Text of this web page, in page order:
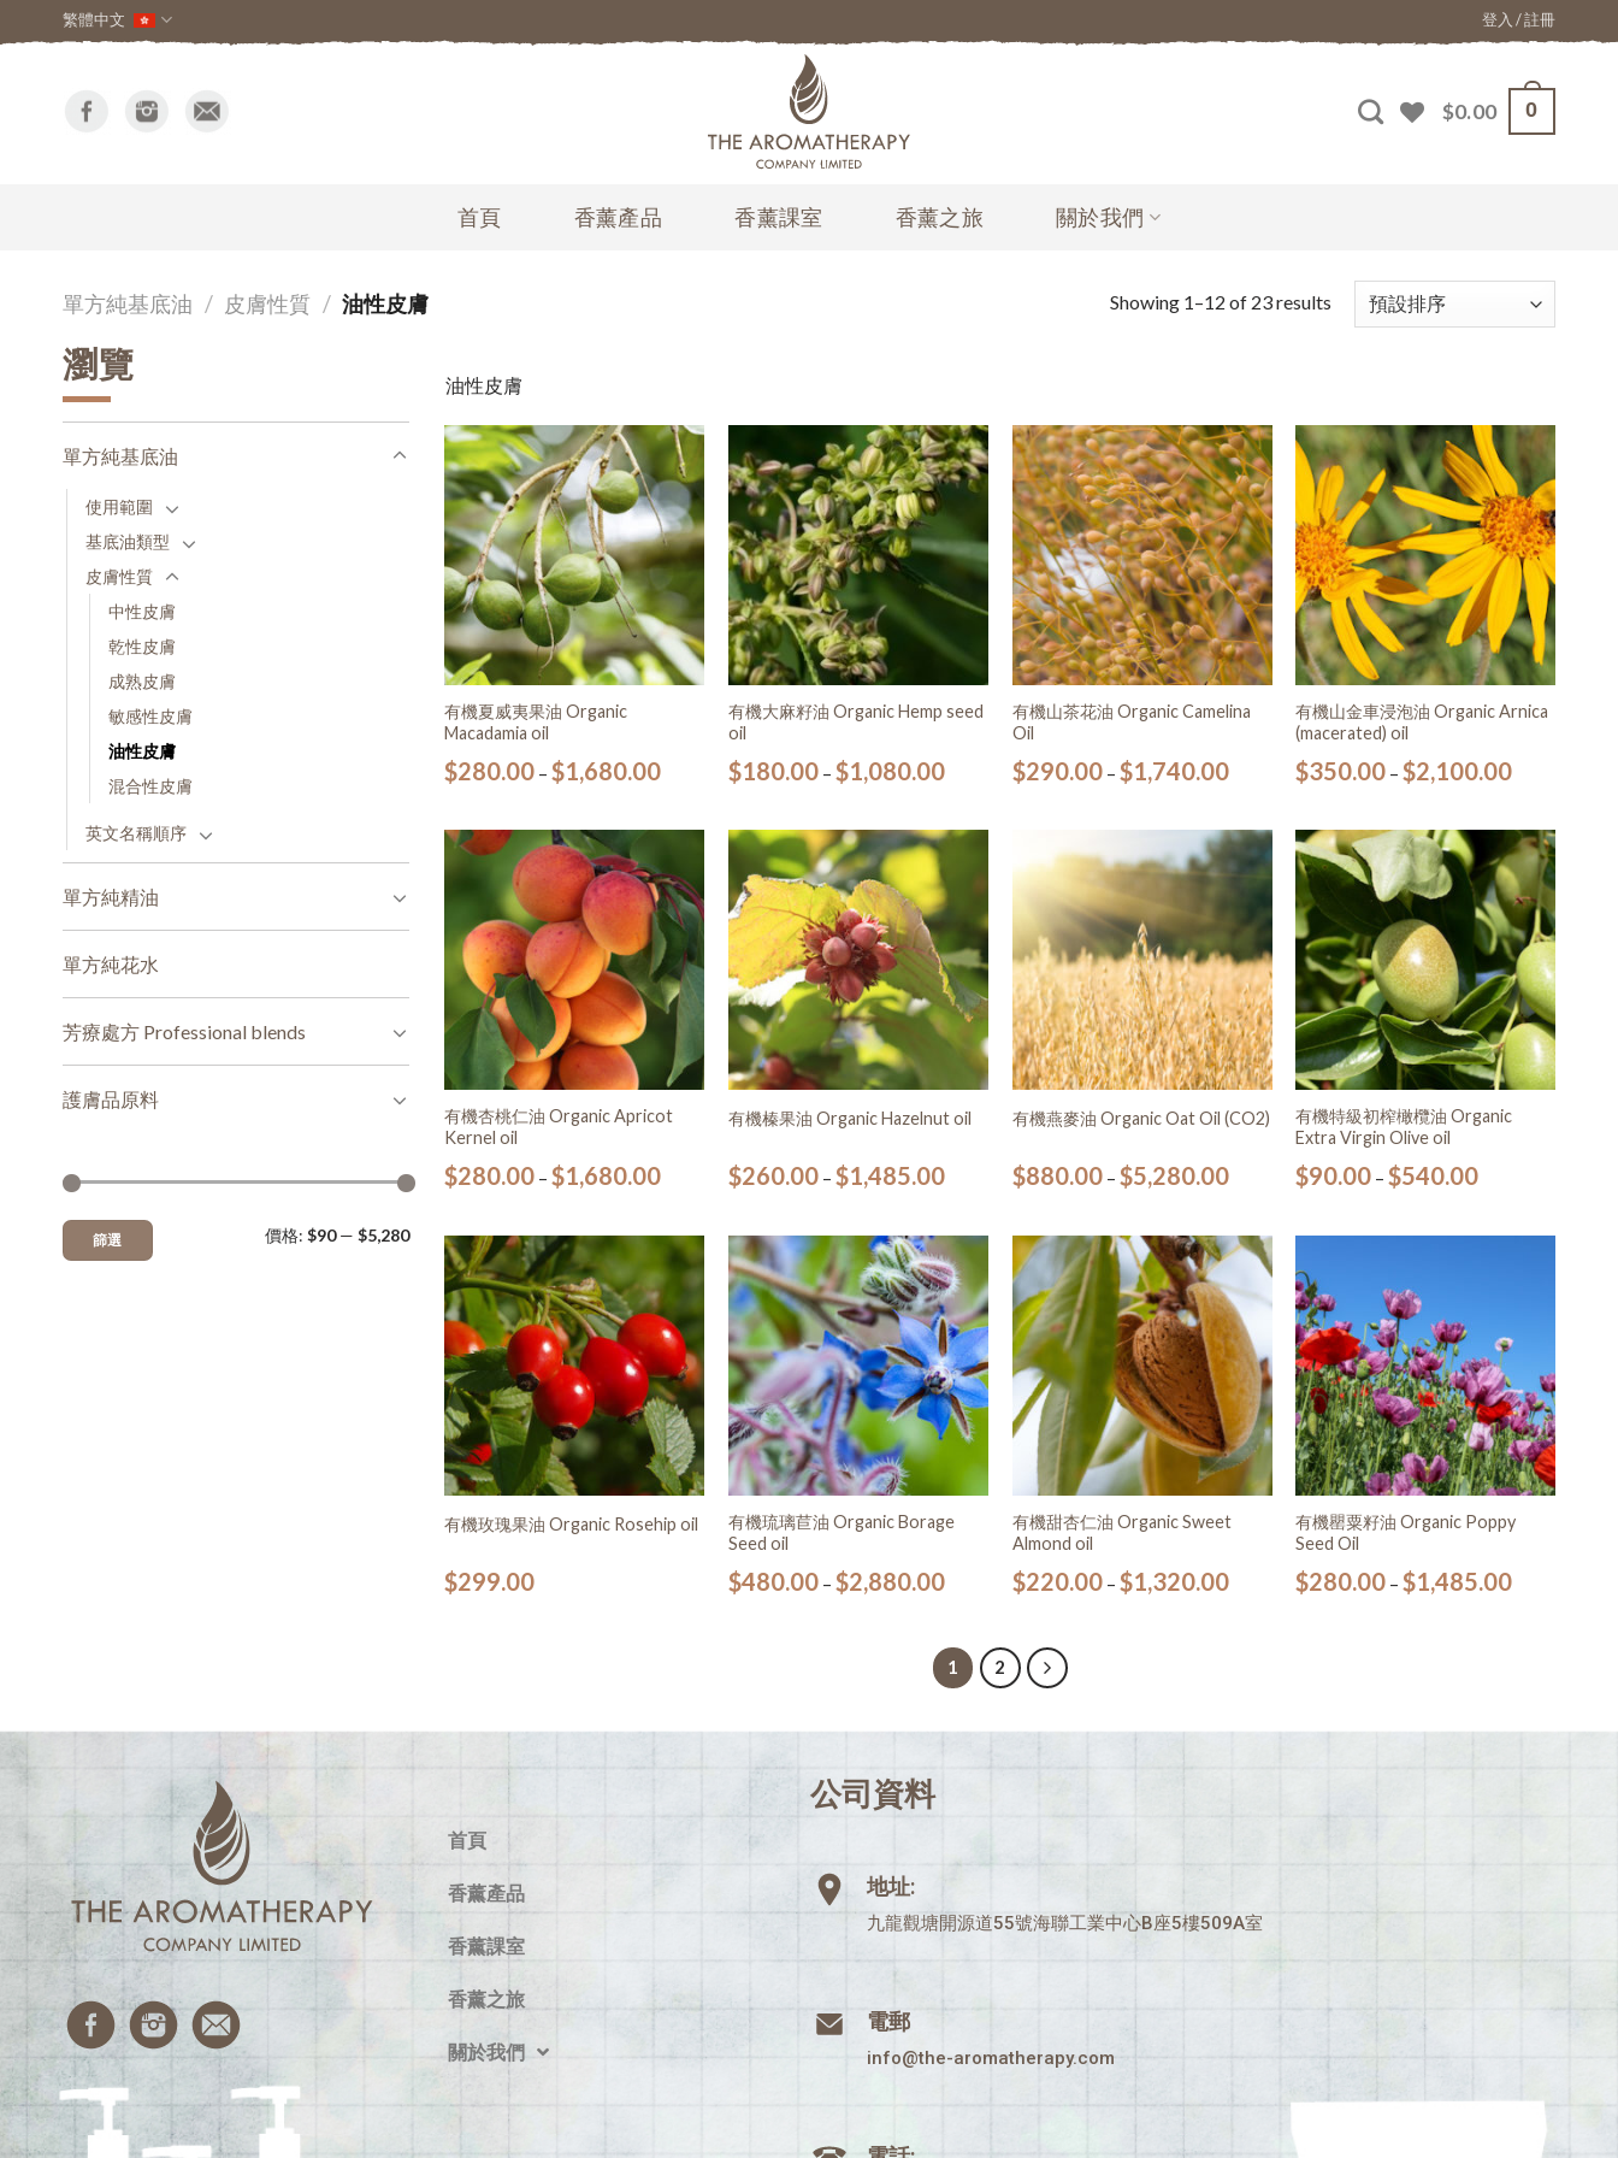
繁體中文 登入 / 註冊
$0.00 0
首頁 香薰產品 香薰課室 香薰之旅 關於我們
單方純基底油 / 皮膚性質 / 油性皮膚 Showing 1–12 of 23 results
瀏覽
單方純基底油
使用範圍
基底油類型
皮膚性質
中性皮膚
乾性皮膚
成熟皮膚
敏感性皮膚
油性皮膚
混合性皮膚
英文名稱順序
單方純精油
單方純花水
芳療處方 Professional blends
護膚品原料
篩選 價格: $90— $5,280
油性皮膚
加入
願望
清單
有機夏威夷果油 Organic
Macadamia oil
$280.00 –$1,680.00
加入
有機大麻籽油 Organic Hemp seed
oil
$180.00– $1,080.00
加入
願望
清單
有機山茶花油 Organic Camelina
Oil
$290.00– $1,740.00
加入
願望
清單
有機山金車浸泡油 Organic Arnica
(macerated) oil
$350.00 –$2,100.00
加入
願望
清單
有機杏桃仁油 Organic Apricot
Kernel oil
$280.00 –$1,680.00
願望
有機榛果油 Organic Hazelnut oil
$260.00– $1,485.00
清單
有機燕麥油 Organic Oat Oil (CO2)
$880.00– $5,280.00
加入
願望
清單
有機特級初榨橄欖油 Organic
Extra Virgin Olive oil
$90.00 –$540.00
加入
願望
清單
有機玫瑰果油 Organic Rosehip oil
$299.00
加入
願望
清單
有機琉璃苣油 Organic Borage
Seed oil
$480.00– $2,880.00
加入
願望
清單
有機甜杏仁油 Organic Sweet
Almond oil
$220.00– $1,320.00
清單
有機罌粟籽油 Organic Poppy
Seed Oil
$280.00 –$1,485.00
1 2
首頁
香薰產品
香薰課室
香薰之旅
關於我們
公司資料
地址:
九龍觀塘開源道55號海聯工業中心B座5樓509A室
電郵
info@the-aromatherapy.com